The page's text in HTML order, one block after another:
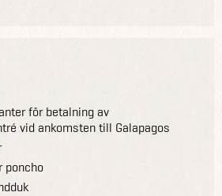
för betalning av
vid ankomsten till Galapagos
poncho